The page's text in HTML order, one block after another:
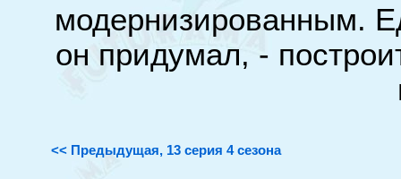
модернизированным.
он придумал, -
<< Предыдущая, 13 серия 4 сезона